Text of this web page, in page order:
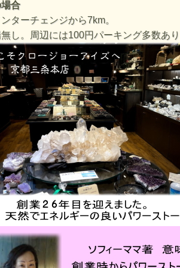
合
ターチェンジから7km。
し。周辺には100円パーキング多数あり